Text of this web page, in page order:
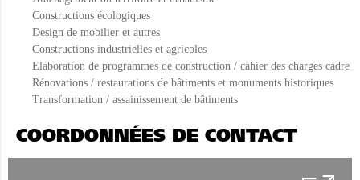
Constructions écologiques
Design de mobilier et autres
Constructions industrielles et agricoles
Elaboration de programmes de construction / cahier des charges cadre
Rénovations / restaurations de bâtiments et monuments historiques
Transformation / assainissement de bâtiments
COORDONNÉES DE CONTACT